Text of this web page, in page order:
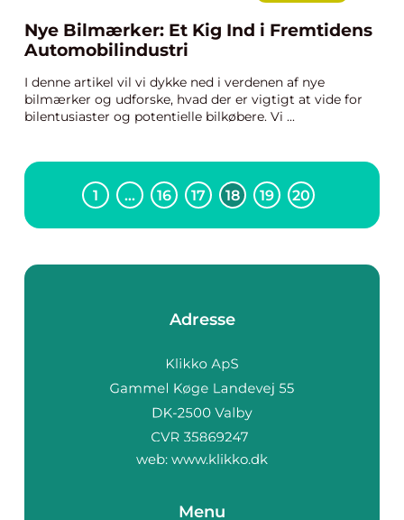
Nye Bilmærker: Et Kig Ind i Fremtidens
Automobilindustri
I denne artikel vil vi dykke ned i verdenen af nye
bilmærker og udforske, hvad der er vigtigt at vide for
bilentusiaster og potentielle bilkøbere. Vi ...
1 … 16 17 18 19 20
Adresse
web: www.klikko.dk
Menu